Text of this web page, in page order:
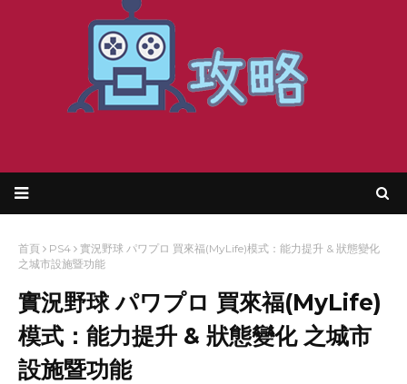
首頁 PS4
實況野球 パワプロ 買來福(MyLife)模式：能力提升 & 狀態變化
之城市設施暨功能
實況野球 パワプロ 買來福(MyLife)
模式：能力提升 & 狀態變化 之城市
設施暨功能